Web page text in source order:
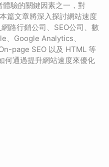
體驗的關鍵因素之一，對
篇文章將深入探討網站速度
路行銷公司、SEO公司、數
、Google Analytics、
page SEO 以及 HTML 等
何通過提升網站速度來優化